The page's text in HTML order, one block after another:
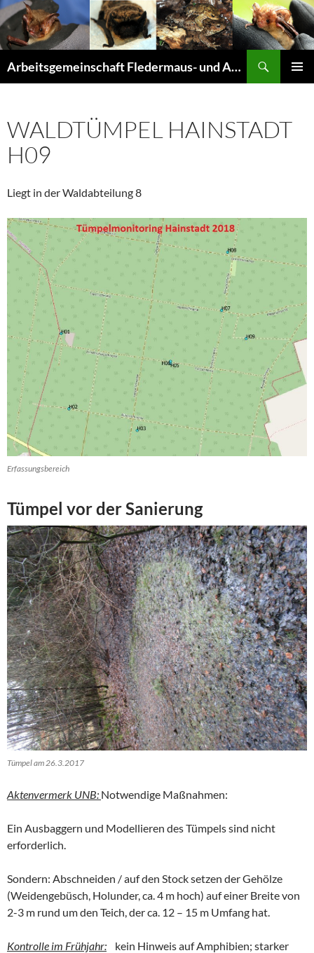
Arbeitsgemeinschaft Fledermaus- und Amphibienschutz Seligenstadt und Mainhausen
WALDTÜMPEL HAINSTADT
H09
Liegt in der Waldabteilung 8
Erfassungsbereich
Tümpel vor der Sanierung
Tümpel am 26.3.2017
Aktenvermerk UNB: Notwendige Maßnahmen:
Ein Ausbaggern und Modellieren des Tümpels sind nicht
erforderlich.
Sondern: Abschneiden / auf den Stock setzen der Gehölze
(Weidengebüsch, Holunder, ca. 4 m hoch) auf einer Breite von
2-3 m rund um den Teich, der ca. 12 – 15 m Umfang hat.
Kontrolle im Frühjahr: kein Hinweis auf Amphibien; starker